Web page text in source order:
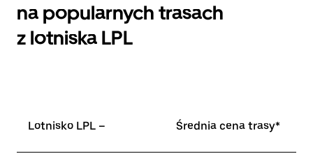
na popularnych trasach
z lotniska LPL
Lotnisko LPL – Średnia cena trasy*